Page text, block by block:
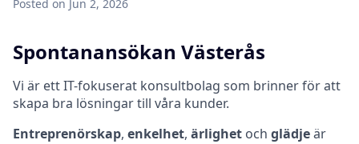
Posted on Jun 2, 2026
Spontanansökan Västerås
Vi är ett IT-fokuserat konsultbolag som brinner för att
skapa bra lösningar till våra kunder.
Entreprenörskap, enkelhet, ärlighet och glädjeär